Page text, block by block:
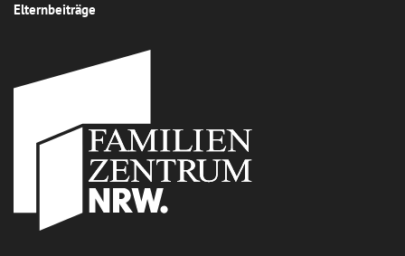
Elternbeiträge